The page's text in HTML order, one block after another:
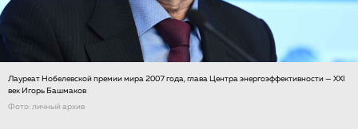
Лауреат Нобелевской премии мира 2007 года, глава Центра энергоэффективности — XXI
век Игорь Башмаков
Фото: личный архив